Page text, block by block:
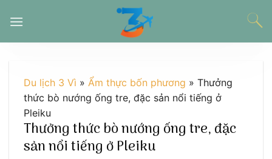
đến
Du lịch 3 Vì » Ẩm thực bốn phương » Thưởng
thức bò nướng ống tre, đặc sản nổi tiếng ở
Pleiku
Thưởng thức bò nướng ống tre, đặc
sản nổi tiếng ở Pleiku